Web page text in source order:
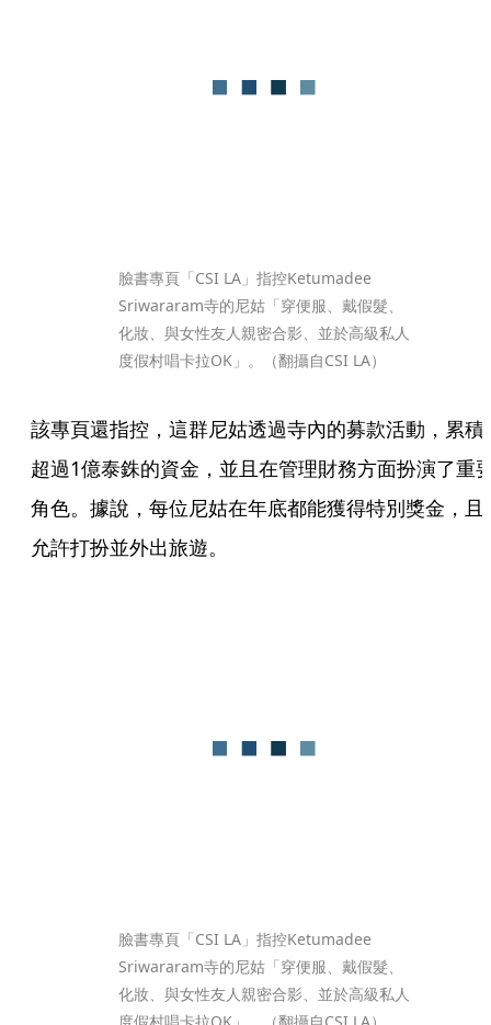
臉書專頁「CSI LA」指控Ketumadee
Sriwararam寺的尼姑「穿便服、戴假髮、
化妝、與女性友人親密合影、並於高級私人
度假村唱卡拉OK」。（翻攝自CSI LA）
該專頁還指控，這群尼姑透過寺內的募款活動，累積
超過1億泰銖的資金，並且在管理財務方面扮演了重
角色。據說，每位尼姑在年底都能獲得特別獎金，且
允許打扮並外出旅遊。
臉書專頁「CSI LA」指控Ketumadee
Sriwararam寺的尼姑「穿便服、戴假髮、
化妝、與女性友人親密合影、並於高級私人